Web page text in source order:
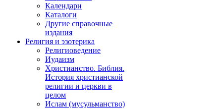
Календари
Каталоги
Другие справочные
издания
Религия и эзотерика
Религиоведение
Иудаизм
Христианство. Библия.
История христианской
религии и церкви в
целом
Ислам (мусульманство)